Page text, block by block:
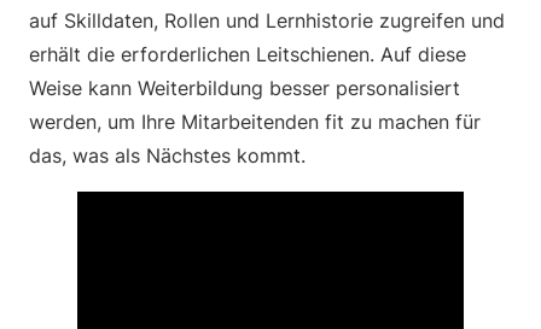
auf Skilldaten, Rollen und Lernhistorie zugreifen und
erhält die erforderlichen Leitschienen. Auf diese
Weise kann Weiterbildung besser personalisiert
werden, um Ihre Mitarbeitenden fit zu machen für
das, was als Nächstes kommt.